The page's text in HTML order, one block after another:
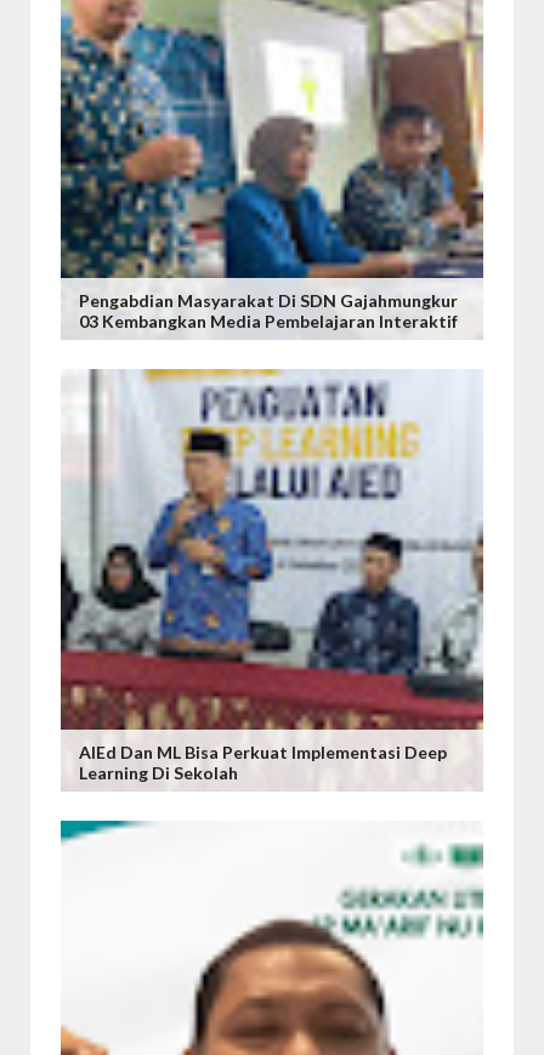
Pengabdian Masyarakat Di SDN Gajahmungkur
03 Kembangkan Media Pembelajaran Interaktif
AIEd Dan ML Bisa Perkuat Implementasi Deep
Learning Di Sekolah